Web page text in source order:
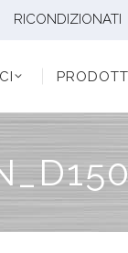
RICONDIZIONATI
PRODOTTI